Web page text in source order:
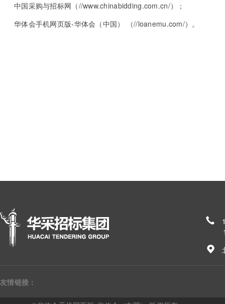
中国采购与招标网（ //www.chinabidding.com.cn/）；
华体会手机网页版-华体会（中国） （//loanemu.com/）。
友情链接：